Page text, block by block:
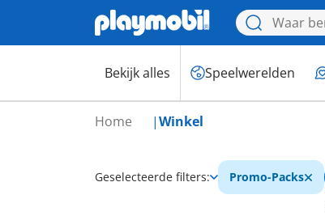
Bekijk alles Speelwerelden
Home Winkel
Geselecteerde filters: Promo-Packs